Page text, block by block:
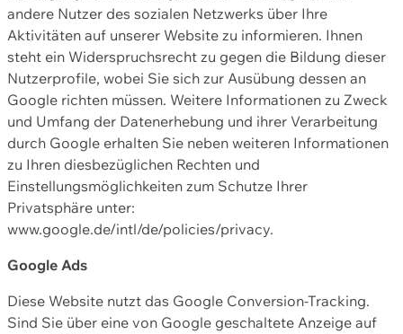
andere Nutzer des sozialen Netzwerks über Ihre
Aktivitäten auf unserer Website zu informieren. Ihnen
steht ein Widerspruchsrecht zu gegen die Bildung dieser
Nutzerprofile, wobei Sie sich zur Ausübung dessen an
Google richten müssen. Weitere Informationen zu Zweck
und Umfang der Datenerhebung und ihrer Verarbeitung
durch Google erhalten Sie neben weiteren Informationen
zu Ihren diesbezüglichen Rechten und
Einstellungsmöglichkeiten zum Schutze Ihrer
Privatsphäre unter:
www.google.de/intl/de/policies/privacy.
Google Ads
Diese Website nutzt das Google Conversion-Tracking.
Sind Sie über eine von Google geschaltete Anzeige auf